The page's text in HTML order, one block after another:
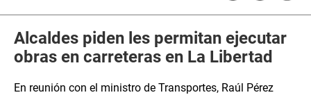
Alcaldes piden les permitan ejecutar
obras en carreteras en La Libertad
En reunión con el ministro de Transportes, Raúl Pérez